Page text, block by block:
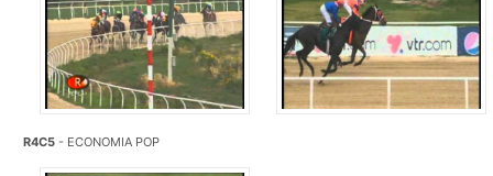
R4C5 - ECONOMIA POP